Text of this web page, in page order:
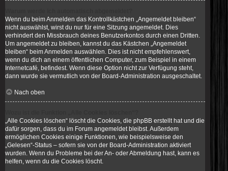
Wenn du beim Anmelden das Kontrollkästchen „Angemeldet bleiben“
nicht auswählst, wirst du nur für eine Sitzung angemeldet. Dies
verhindert den Missbrauch deines Benutzerkontos durch einen Dritten.
Um angemeldet zu bleiben, kannst du das Kästchen „Angemeldet
bleiben“ beim Anmelden auswählen. Dies ist nicht empfehlenswert,
wenn du dich an einem öffentlichen Computer, zum Beispiel in einem
Internetcafé, befindest. Wenn diese Option nicht zur Verfügung steht,
dann wurde sie vermutlich von der Board-Administration ausgeschaltet.
Nach oben
„Alle Cookies löschen“ löscht die Cookies, die phpBB erstellt hat und die
dafür sorgen, dass du im Forum angemeldet bleibst. Außerdem
ermöglichen Cookies einige Funktionen, wie beispielsweise den
„Gelesen“-Status – sofern sie von der Board-Administration aktiviert
wurden. Wenn du Probleme bei der An- oder Abmeldung hast, kann es
helfen, wenn du die Cookies löscht.